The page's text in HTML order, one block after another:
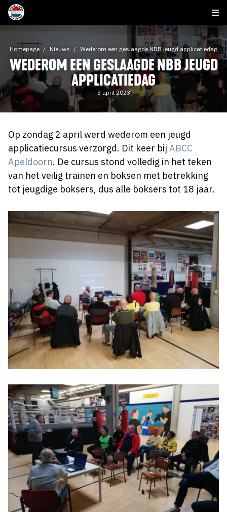
Homepage Nieuws Wederom een geslaagde NBB jeugd applicatiedag
WEDEROM EEN GESLAAGDE NBB JEUGD
APPLICATIEDAG
3 april 2023
Op zondag 2 april werd wederom een jeugd
applicatiecursus verzorgd. Dit keer bij ABCC
Apeldoorn. De cursus stond volledig in het teken
van het veilig trainen en boksen met betrekking
tot jeugdige boksers, dus alle boksers tot 18 jaar.